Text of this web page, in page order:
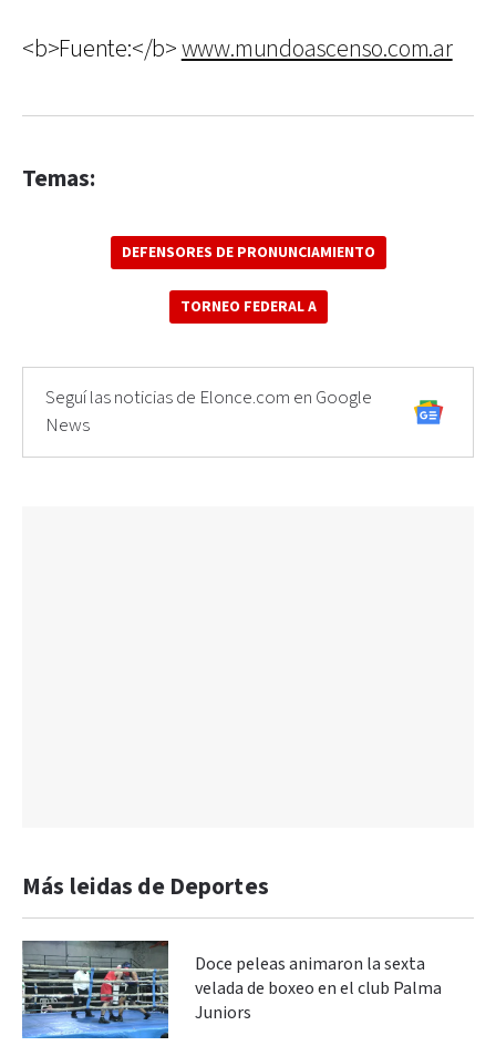
<b>Fuente:</b>www.mundoascenso.com.ar
Temas:
DEFENSORES DE PRONUNCIAMIENTO
TORNEO FEDERAL A
Seguí las noticias de Elonce.com en Google
News
Más leidas de Deportes
Doce peleas animaron la sexta
velada de boxeo en el club Palma
Juniors